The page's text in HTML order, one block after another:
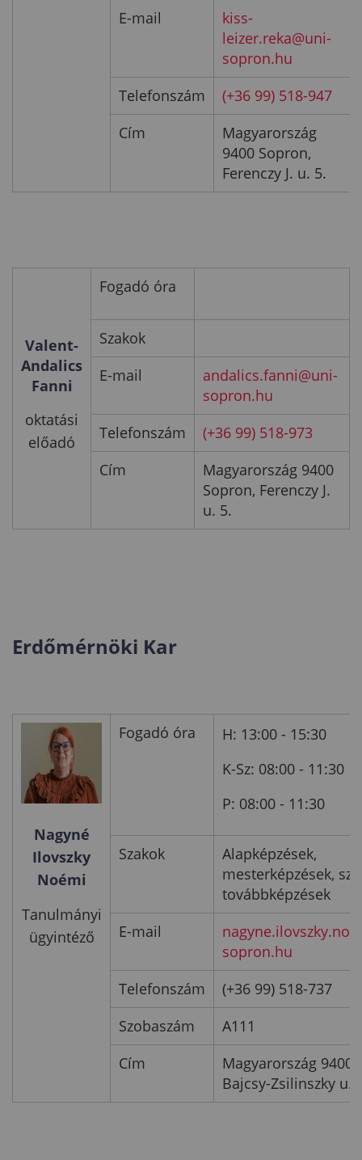
E-mail
kiss-
leizer.reka@uni-
sopron.hu
Telefonszám
(+36 99) 518-947
Cím
Magyarország
9400 Sopron,
Ferenczy J. u. 5.
Valent-
Andalics
Fanni
oktatási
előadó
Fogadó óra
Szakok
E-mail
andalics.fanni@uni-
sopron.hu
Telefonszám
(+36 99) 518-973
Cím
Magyarország 9400
Sopron, Ferenczy J.
u. 5.
Erdőmérnöki Kar
Nagyné
Ilovszky
Noémi
Tanulmányi
ügyintéző
Fogadó óra
H: 13:00 - 15:30
K-Sz: 08:00 - 11:30
P: 08:00 - 11:30
Szakok
Alapképzések,
mesterképzések,
továbbképzések
E-mail
sopron.hu
Telefonszám
(+36 99) 518-737
Szobaszám
A111
Cím
Magyarország 9400
Bajcsy-Zsilinszky u.